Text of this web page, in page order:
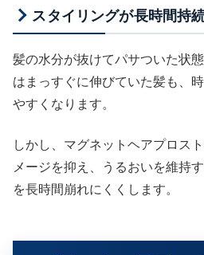
スタイリングが長時間持
髪の水分が抜けてパサついた状
はまっすぐに伸びていた髪も、
やすくなります。
しかし、マグネットヘアプロス
メージを抑え、うるおいを維持
を長時間崩れにくくします。